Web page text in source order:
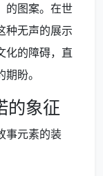
的图案。在世
种无声的展示
化的障碍，直
盼。
的象征
事元素的装